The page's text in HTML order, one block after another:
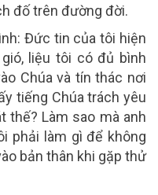
đố trên đường đời.
Đức tin của tôi hiện
liệu tôi có đủ bình
Chúa và tín thác nơi
tiếng Chúa trách yêu
thế? Làm sao mà anh
phải làm gì để không
bản thân khi gặp thử